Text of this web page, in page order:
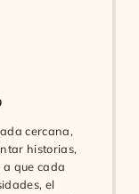
cercana,
historias,
que cada
el